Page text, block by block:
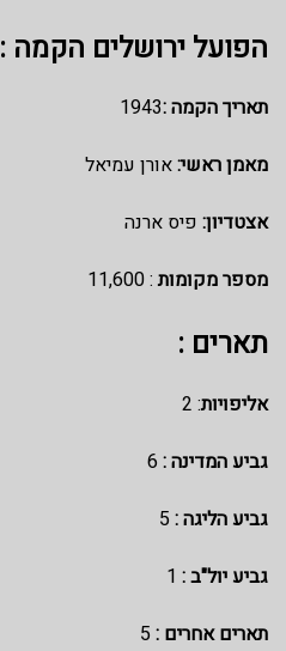
הפועל ירושלים הקמה :
תאריך הקמה :1943
מאמן ראשי:אורן עמיאל
אצטדיון: פיס ארנה
מספר מקומות: 11,600
תארים :
אליפויות: 2
גביע המדינה : 6
גביע הליגה : 5
גביע יול"ב : 1
תארים אחרים :